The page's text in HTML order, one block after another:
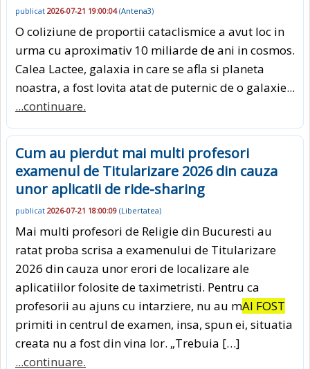
publicat 2026-07-21 19:00:04(Antena3)
O coliziune de proportii cataclismice a avut loc in
urma cu aproximativ 10 miliarde de ani in cosmos.
Calea Lactee, galaxia in care se afla si planeta
noastra, a fost lovita atat de puternic de o galaxie...
...continuare.
Cum au pierdut mai multi profesori
examenul de Titularizare 2026 din cauza
unor aplicatii de ride-sharing
publicat 2026-07-21 18:00:09 (Libertatea)
Mai multi profesori de Religie din Bucuresti au
ratat proba scrisa a examenului de Titularizare
2026 din cauza unor erori de localizare ale
aplicatiilor folosite de taximetristi. Pentru ca
profesorii au ajuns cu intarziere, nu au mAI FOST
primiti in centrul de examen, insa, spun ei, situatia
creata nu a fost din vina lor. „Trebuia […]
...continuare.